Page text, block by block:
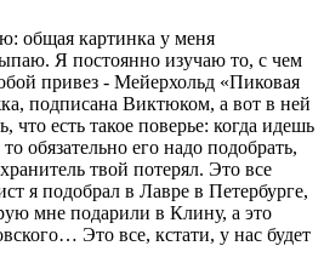
общая картинка у меня
Я постоянно изучаю то, с чем
привез - Мейерхольд «Пиковая
подписана Виктюком, а вот в ней
есть такое поверье: когда идешь
обязательно его надо подобрать,
твой потерял. Это все
я подобрал в Лавре в Петербурге,
мне подарили в Клину, а это
Это все, кстати, у нас будет